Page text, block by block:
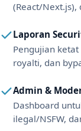
(React/Next.js),
Laporan
Pengujian
royalti, dan
Admin &
Dashboard
ilegal/NSFW,